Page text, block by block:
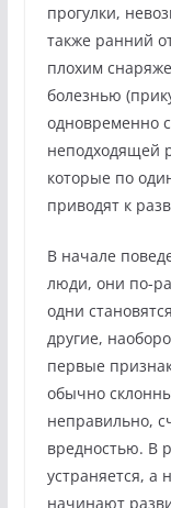
прогулки,
также ранний
плохим
болезнью
одновременно
неподходящей
которые по
приводят к
В начале
люди, они по-
одни
другие,
первые
обычно
неправильно,
вредностью. В
устраняется, а
начинают